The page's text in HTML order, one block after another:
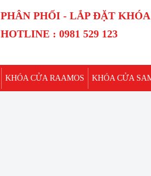
PHÂN PHỐI - LẮP ĐẶT
HOTLINE : 0981 529 123
KHÓA CỬA RAAMOS KHÓA CỬA